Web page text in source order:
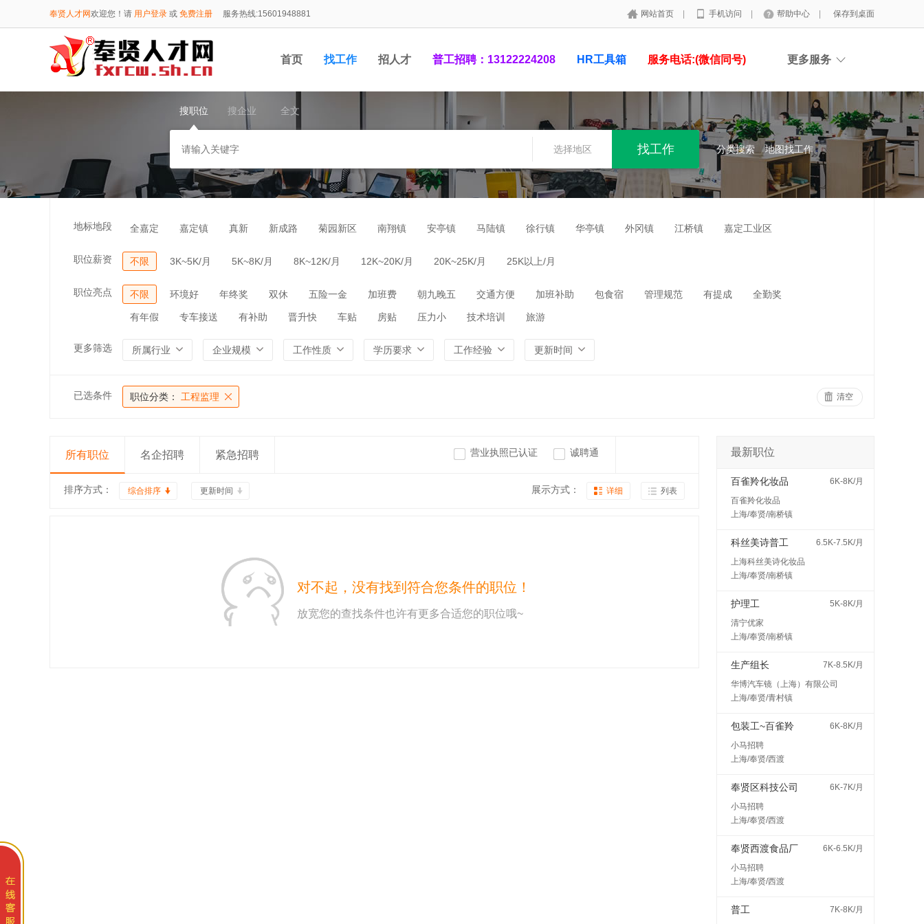
奉贤人才网欢迎您！请 用户登录 或 免费注册 服务热线:15601948881 网站首页 手机访问 帮助中心 保存到桌面
首页 找工作 招人才 普工招聘：13122224208 HR工具箱 服务电话:(微信同号) 更多服务
搜职位 搜企业 全文
选择地区 分类搜索 地图找工作
地标地段 全嘉定 嘉定镇 真新 新成路 菊园新区 南翔镇 安亭镇 马陆镇 徐行镇 华亭镇 外冈镇 江桥镇 嘉定工业区
职位薪资 不限 3K~5K/月 5K~8K/月 8K~12K/月 12K~20K/月 20K~25K/月 25K以上/月
职位亮点 不限 环境好 年终奖 双休 五险一金 加班费 朝九晚五 交通方便 加班补助 包食宿 管理规范 有提成 全勤奖
有年假 专车接送 有补助 晋升快 车贴 房贴 压力小 技术培训 旅游
更多筛选 所属行业 企业规模 工作性质 学历要求 工作经验 更新时间
已选条件 职位分类： 工程监理 清空
所有职位 名企招聘 紧急招聘 营业执照已认证 诚聘通
排序方式： 综合排序 更新时间 展示方式： 详细 列表
对不起，没有找到符合您条件的职位！
放宽您的查找条件也许有更多合适您的职位哦~
最新职位
百雀羚化妆品
6K-8K/月
百雀羚化妆品
上海/奉贤/南桥镇
科丝美诗普工
6.5K-7.5K/月
上海科丝美诗化妆品
上海/奉贤/南桥镇
护理工
5K-8K/月
清宁优家
上海/奉贤/南桥镇
生产组长
7K-8.5K/月
华博汽车镜（上海）有限公司
上海/奉贤/青村镇
包装工~百雀羚
6K-8K/月
小马招聘
上海/奉贤/西渡
奉贤区科技公司
6K-7K/月
小马招聘
上海/奉贤/西渡
奉贤西渡食品厂
6K-6.5K/月
小马招聘
上海/奉贤/西渡
普工 7K-8K/月